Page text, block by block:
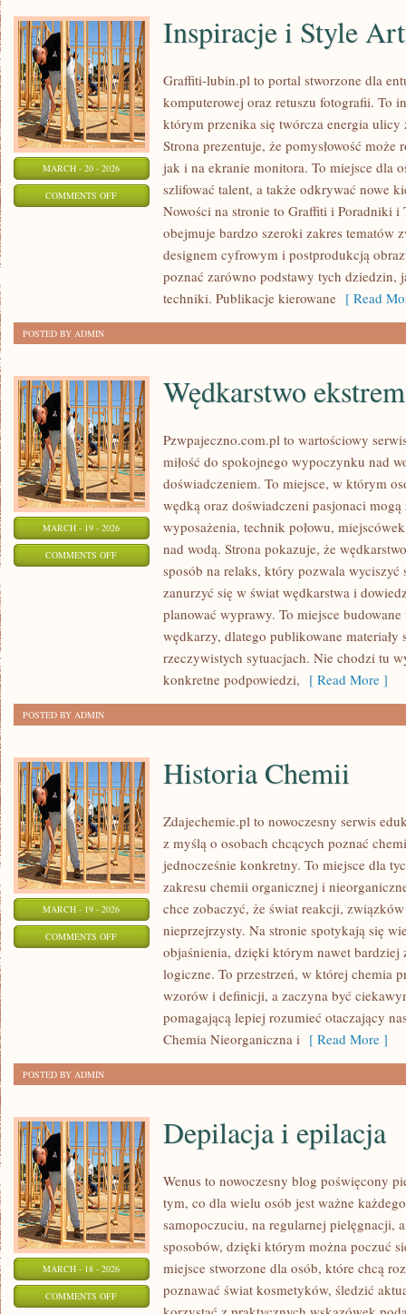
MARCH - 20 - 2026
COMMENTS OFFON
INSPIRACJE
ARTYSTYCZNE
Inspiracje i Style
Graffiti-lubin.pl to portal stworzone dla
komputerowej oraz retuszu fotografii. To
którym przenika się twórcza energia
Strona prezentuje, że pomysłowość
jak i na ekranie monitora. To miejsce dla
szlifować talent, a także odkrywać nowe
Nowości na stronie to Graffiti i Poradniki i
obejmuje bardzo szeroki zakres tematów
designem cyfrowym i postprodukcją
poznać zarówno podstawy tych dziedzin,
techniki. Publikacje kierowane [ Read
POSTED BY ADMIN
MARCH - 19 - 2026
COMMENTS OFFON
WĘDKARSTWO
EKSTREMALNE
Wędkarstwo
Pzwpajeczno.com.pl to wartościowy
miłość do spokojnego wypoczynku nad
doświadczeniem. To miejsce, w którym
wędką oraz doświadczeni pasjonaci mogą
wyposażenia, technik połowu,
nad wodą. Strona pokazuje, że
sposób na relaks, który pozwala
zanurzyć się w świat wędkarstwa i
planować wyprawy. To miejsce
wędkarzy, dlatego publikowane materiały
rzeczywistych sytuacjach. Nie chodzi tu
konkretne podpowiedzi, [ Read More ]
POSTED BY ADMIN
MARCH - 19 - 2026
COMMENTS OFFON
Historia Chemii
Zdajechemie.pl to nowoczesny serwis
z myślą o osobach chcących poznać
jednocześnie konkretny. To miejsce dla
zakresu chemii organicznej i
chce zobaczyć, że świat reakcji,
nieprzejrzysty. Na stronie spotykają się
objaśnienia, dzięki którym nawet bardziej
logiczne. To przestrzeń, w której chemia
wzorów i definicji, a zaczyna być
pomagającą lepiej rozumieć otaczający
Chemia Nieorganiczna i [ Read More ]
POSTED BY ADMIN
MARCH - 18 - 2026
COMMENTS OFFON
Depilacja i epilacja
Wenus to nowoczesny blog poświęcony
tym, co dla wielu osób jest ważne
samopoczuciu, na regularnej pielęgnacji,
sposobów, dzięki którym można poczuć
miejsce stworzone dla osób, które chcą
poznawać świat kosmetyków, śledzić